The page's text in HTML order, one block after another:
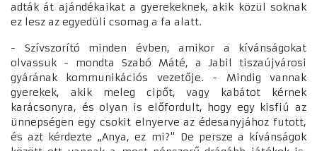
adták át ajándékaikat a gyerekeknek, akik közül soknak
ez lesz az egyedüli csomag a fa alatt.
- Szívszorító minden évben, amikor a kívánságokat
olvassuk - mondta Szabó Máté, a Jabil tiszaújvárosi
gyárának kommunikációs vezetője. - Mindig vannak
gyerekek, akik meleg cipőt, vagy kabátot kérnek
karácsonyra, és olyan is előfordult, hogy egy kisfiú az
ünnepségen egy csokit elnyerve az édesanyjához futott,
és azt kérdezte „Anya, ez mi?" De persze a kívánságok